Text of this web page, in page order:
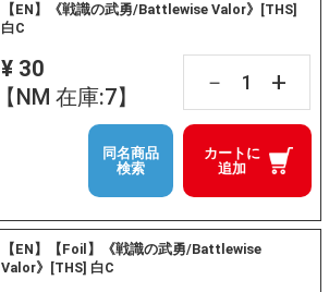
【EN】《戦識の武勇/Battlewise Valor》[THS]
白C
¥ 30
【NM 在庫:7】
－ +
カートに
追加
同名商品
検索
【EN】【Foil】《戦識の武勇/Battlewise
Valor》[THS] 白C